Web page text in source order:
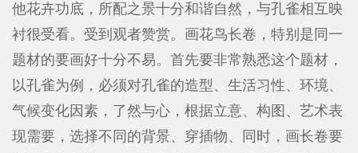
他花卉功底，所配之景十分和谐自然，与孔雀相互映
衬很受看。受到观者赞赏。画花鸟长卷，特别是同一
题材的要画好十分不易。首先要非常熟悉这个题材，
以孔雀为例，必须对孔雀的造型、生活习性、环境、
气候变化因素，了然与心，根据立意、构图、艺术表
现需要，选择不同的背景、穿插物、同时，画长卷要